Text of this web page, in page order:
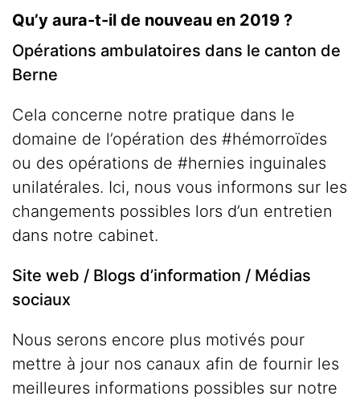
Qu’y aura-t-il de nouveau en 2019 ?
Opérations ambulatoires dans le canton de
Berne
Cela concerne notre pratique dans le
domaine de l’opération des #hémorroïdes
ou des opérations de #hernies inguinales
unilatérales. Ici, nous vous informons sur les
changements possibles lors d’un entretien
dans notre cabinet.
Site web / Blogs d’information / Médias
sociaux
Nous serons encore plus motivés pour
mettre à jour nos canaux afin de fournir les
meilleures informations possibles sur notre